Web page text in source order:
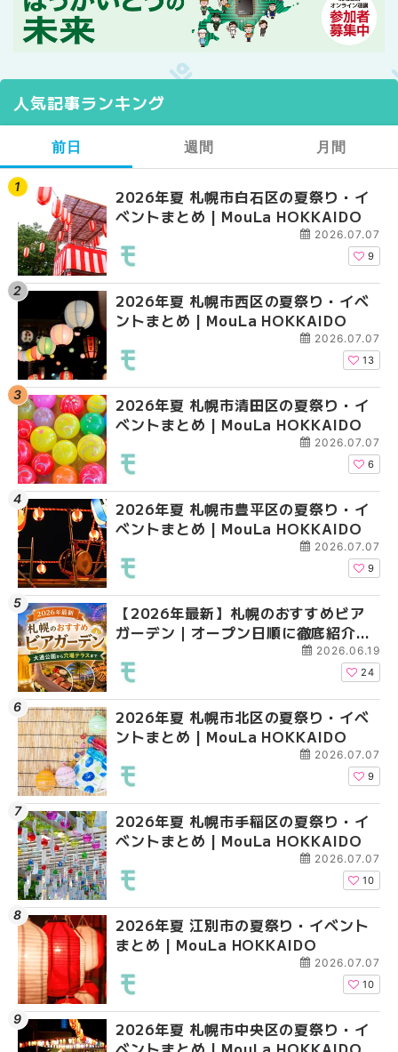
人気記事ランキング
前日
2026年夏 札幌市白石区の夏祭り・イ
ベントまとめ | MouLa HOKKAIDO
2026.07.07
9
2026年夏 札幌市西区の夏祭り・イベ
ントまとめ | MouLa HOKKAIDO
2026.07.07
13
2026年夏 札幌市清田区の夏祭り・イ
ベントまとめ | MouLa HOKKAIDO
2026.07.07
6
2026年夏 札幌市豊平区の夏祭り・イ
ベントまとめ | MouLa HOKKAIDO
2026.07.07
9
【2026年最新】札幌のおすすめビア
ガーデン｜オープン日順に徹底紹介！
大通公園から穴場テラスまで | MouLa
HOKKAIDO
2026.06.19
24
2026年夏 札幌市北区の夏祭り・イベ
ントまとめ | MouLa HOKKAIDO
2026.07.07
9
2026年夏 札幌市手稲区の夏祭り・イ
ベントまとめ | MouLa HOKKAIDO
2026.07.07
10
2026年夏 江別市の夏祭り・イベント
まとめ | MouLa HOKKAIDO
2026.07.07
10
2026年夏 札幌市中央区の夏祭り・イ
週間
2026年夏 札幌市西区
ントまとめ | MouLa
【2026年最新】札幌
ガーデン｜オープン日
大通公園から穴場テ
2026年夏 札幌市白石
ベントまとめ |
2026年夏 札幌市手稲
ベントまとめ |
2026年夏 札幌市北区
ントまとめ | MouLa
2026年夏 札幌市清田
ベントまとめ |
2026年夏 札幌市豊平
ベントまとめ |
2026年夏 札幌市南区
ントまとめ | MouLa
2026年夏 札幌市中央
月間
【2026年最新】札幌
ガーデン｜オープン日
大通公園から穴場テ
2026年夏 札幌市北区
ントまとめ | MouLa
2026年夏 札幌市白石
ベントまとめ |
2026年夏 札幌市西区
ントまとめ | MouLa
2026年夏 札幌市清田
ベントまとめ |
2026年夏 札幌市手稲
ベントまとめ |
2026年夏 札幌市豊平
ベントまとめ |
2026年夏 札幌市南区
ントまとめ | MouLa
2026年夏 札幌市東区